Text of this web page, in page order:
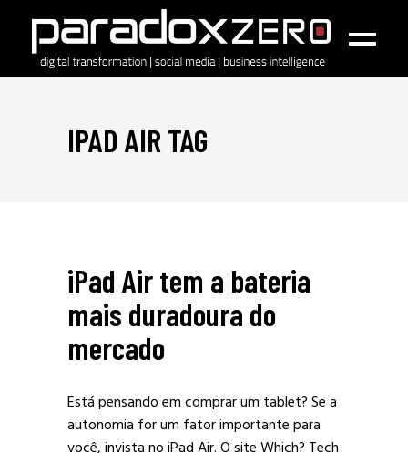
IPAD AIR TAG
iPad Air tem a bateria
mais duradoura do
mercado
Está pensando em comprar um tablet? Se a
autonomia for um fator importante para